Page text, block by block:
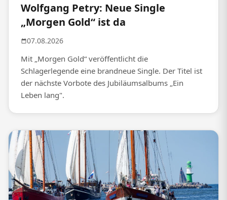
Wolfgang Petry: Neue Single
„Morgen Gold“ ist da
07.08.2026
Mit „Morgen Gold“ veröffentlicht die
Schlagerlegende eine brandneue Single. Der Titel ist
der nächste Vorbote des Jubiläumsalbums „Ein
Leben lang".